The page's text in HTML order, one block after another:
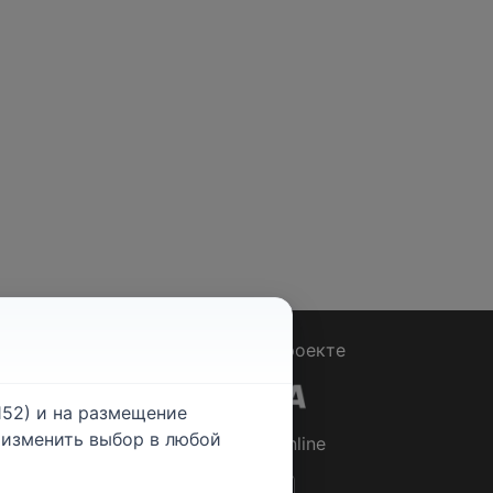
О проекте
© 2026Rabotniki.online
и на размещение
выбор в любой